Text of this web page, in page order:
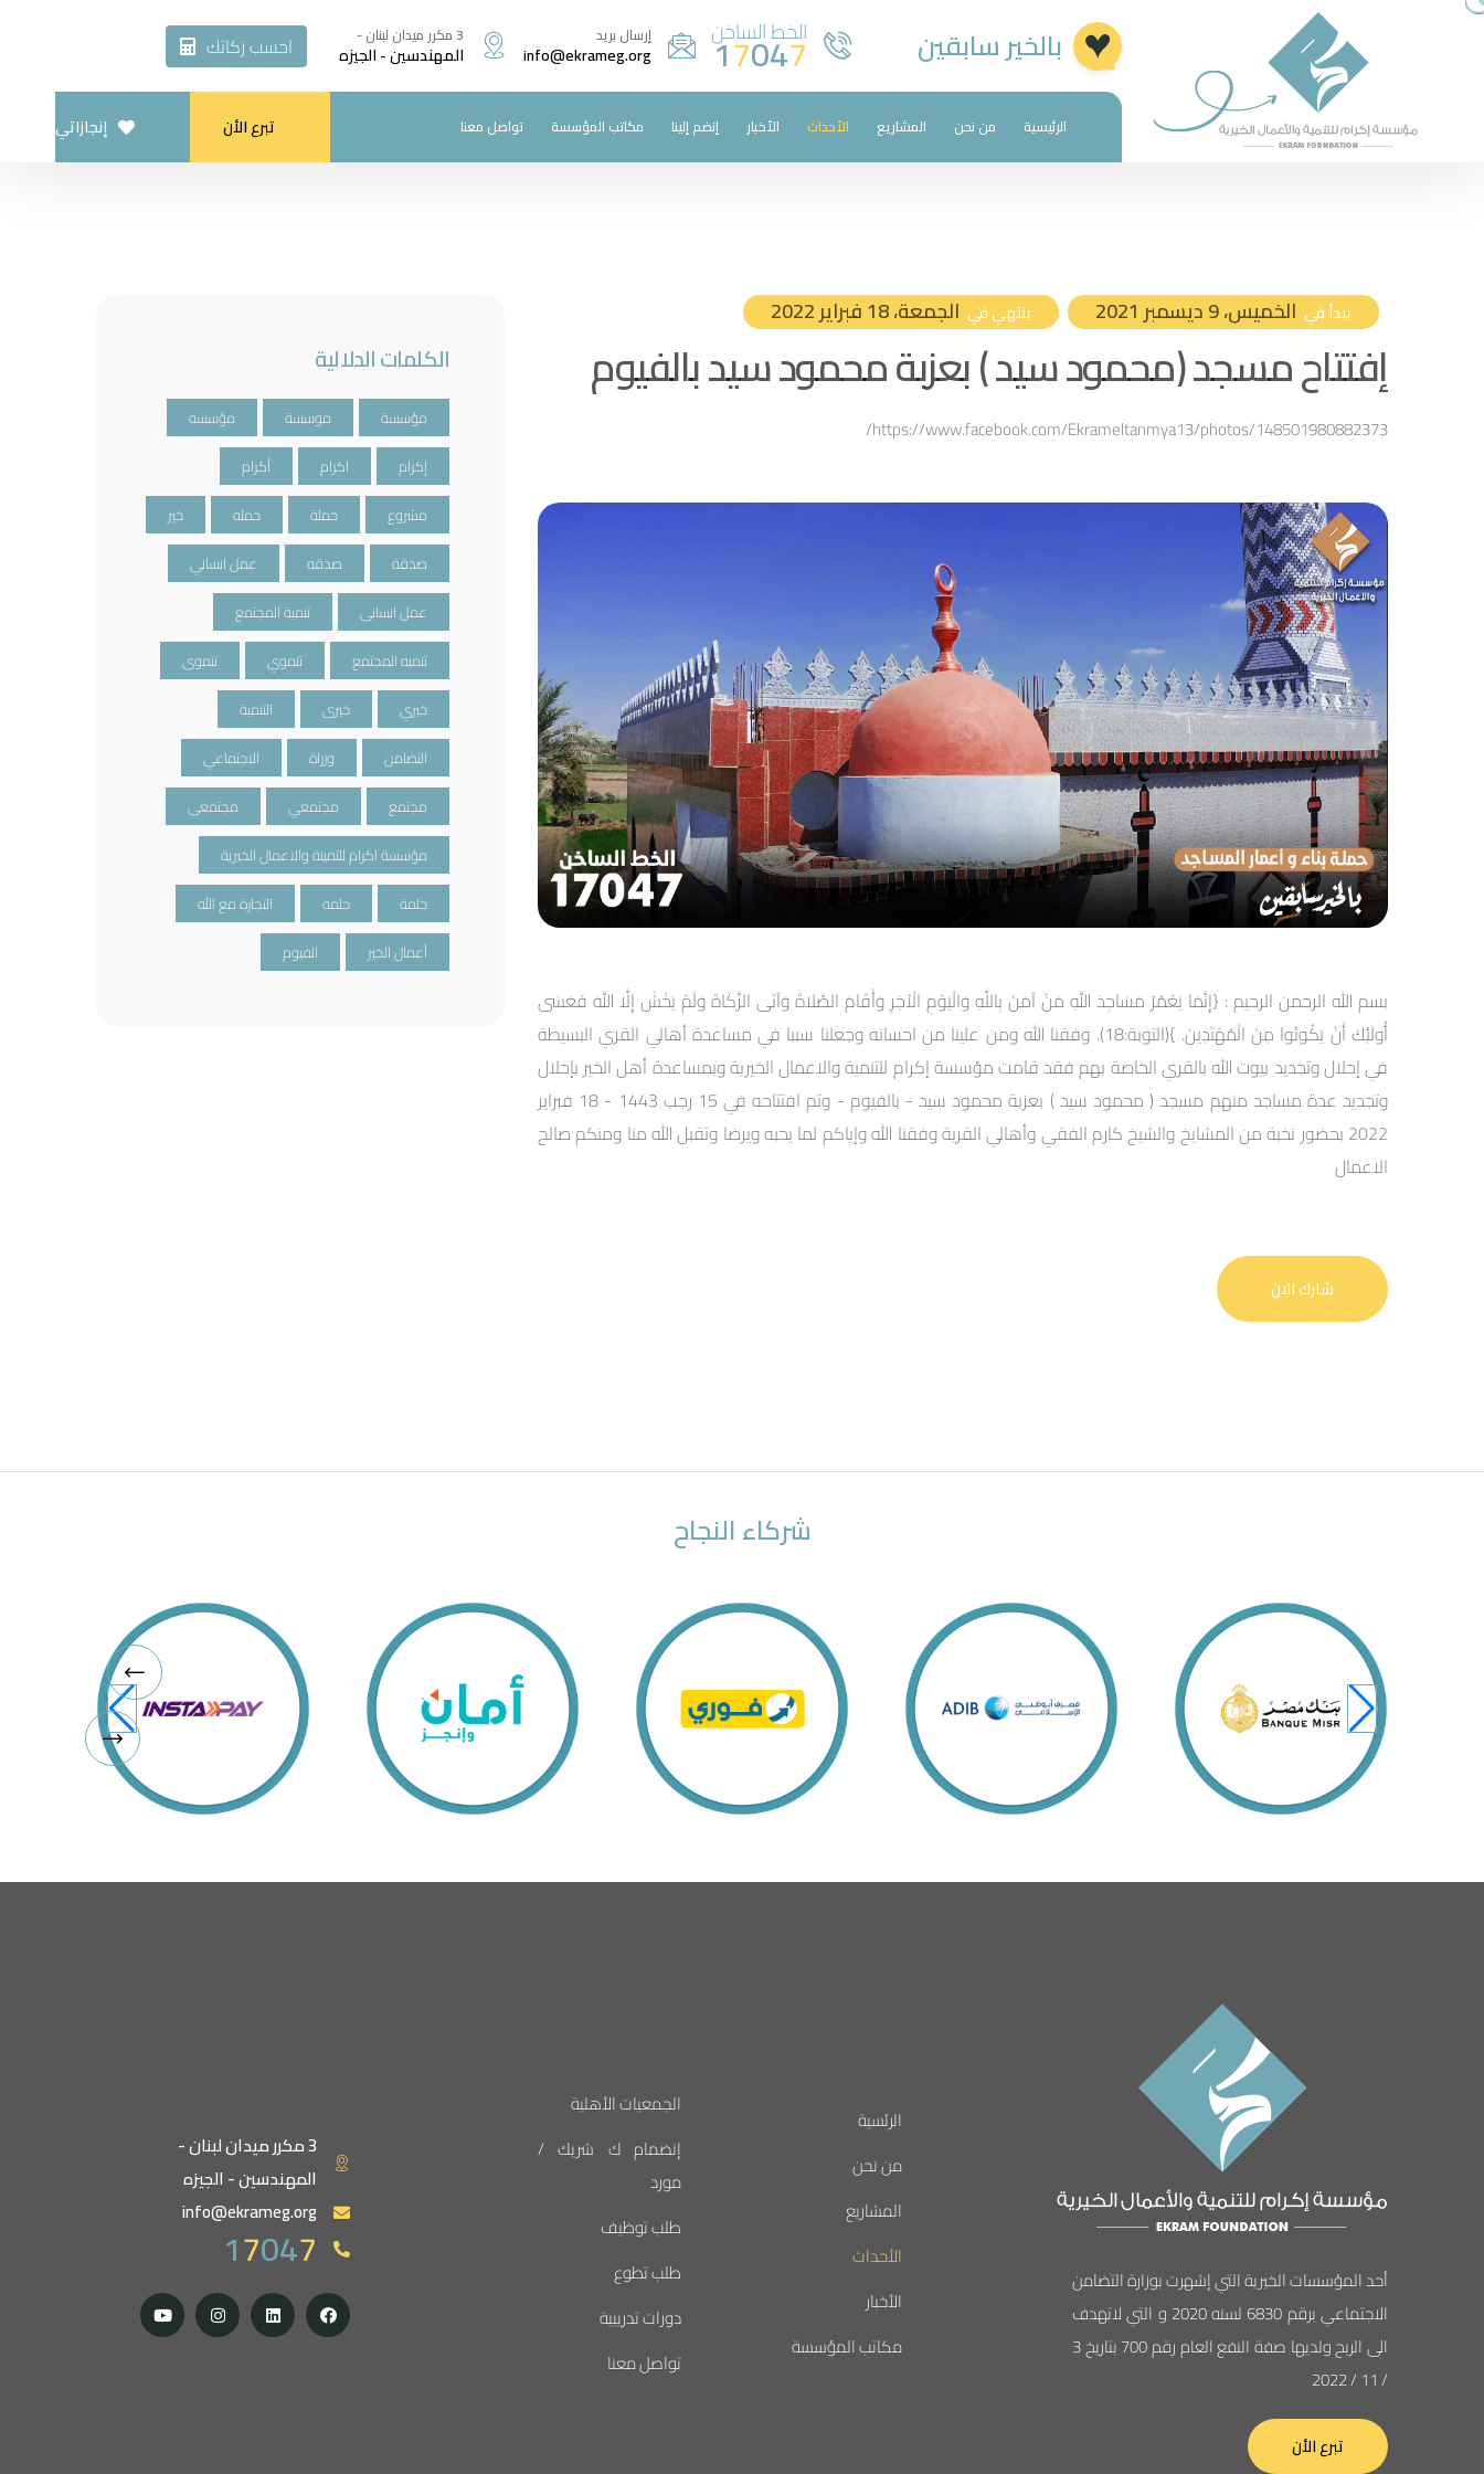
بالخير سابقين الخط الساخن
17047 إرسال بريد
info@ekrameg.org
3 مكرر ميدان لبنان -
المهندسين - الجيزه احسب زكاتك
الرئيسية من نحن المشاريع الأحداث الأخبار إنضم إلينا مكاتب المؤسسة تواصل معنا تبرع الأن إنجازاتي
يبدأ في الخميس، 9 ديسمبر 2021 ينتهي في الجمعة، 18 فبراير 2022
إفتتاح مسجد (محمود سيد ) بعزبة محمود سيد بالفيوم
https://www.facebook.com/Ekrameltanmya13/photos/148501980882373/
بسم الله الرحمن الرحيم : {إِنَّمَا يَعْمُرُ مَسَاجِدَ اللَّهِ مَنْ آمَنَ بِاللَّهِ وَالْيَوْمِ الْآخِرِ وَأَقَامَ الصَّلاةَ وَآتَى الزَّكَاةَ وَلَمْ يَخْشَ إِلَّا اللَّهَ فَعَسَى
أُولَئِكَ أَنْ يَكُونُوا مِنَ الْمُهْتَدِينَ. }(التوبة:18). وفقنا الله ومن علينا من احسانه وجعلنا سببا في مساعدة أهالي القري البسيطة
في إحلال وتجديد بيوت الله بالقري الخاصة بهم فقد قامت مؤسسة إكرام للتنمية والاعمال الخيرية وبمساعدة أهل الخير بإحلال
وتجديد عدة مساجد منهم مسجد ( محمود سيد ) بعزبة محمود سيد - بالفيوم - وتم افتتاحه في 15 رجب 1443 - 18 فبراير
2022 بحضور نخبة من المشايخ والشيخ كارم الفقي وأهالي القرية وفقنا الله وإياكم لما يحبه ويرضا وتقبل الله منا ومنكم صالح
الاعمال
شارك الان
الكلمات الدلالية
مؤسسة موسسة
مؤسسه
إكرام
اكرام
أكرام
مشروع
حملة حمله
خير
صدقة
صدقه
عمل انساني
عمل انسانى
تنمية المجتمع
تنميه المجتمع
تنموي
تنموى
خيري
خيرى
التنمية
التضامن
وزراة
الاجتماعي
مجتمع
مجتمعي
مجتمعى
مؤسسة اكرام للتمينة والاعمال الخيرية
حلمة
حلمه
التجارة مع الله
أعمال الخير
الفيوم
شركاء النجاح
أحد المؤسسات الخيرية التي إشهرت بوزارة التضامن
الاجتماعي برقم 6830 لسنه 2020 و التي لاتهدف
الى الربح ولديها صفة النفع العام رقم 700 بتاريخ 3
/ 11 / 2022
تبرع الأن
الرئسية
من نحن
المشاريع
الأحداث
الأخبار
مكاتب المؤسسة
الجمعيات الأهلية
إنضمام ك شريك /
مورد
طلب توظيف
طلب تطوع
دورات تدريبية
تواصل معنا
3 مكرر ميدان لبنان -
المهندسين - الجيزه
info@ekrameg.org
17047